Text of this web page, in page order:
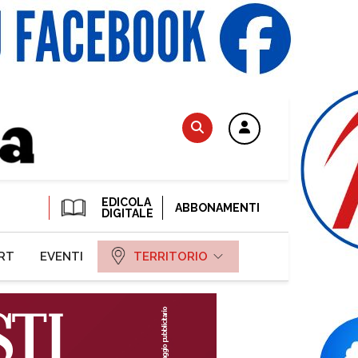
EDICOLA
DIGITALE
ABBONAMENTI
EVENTI TERRITORIO